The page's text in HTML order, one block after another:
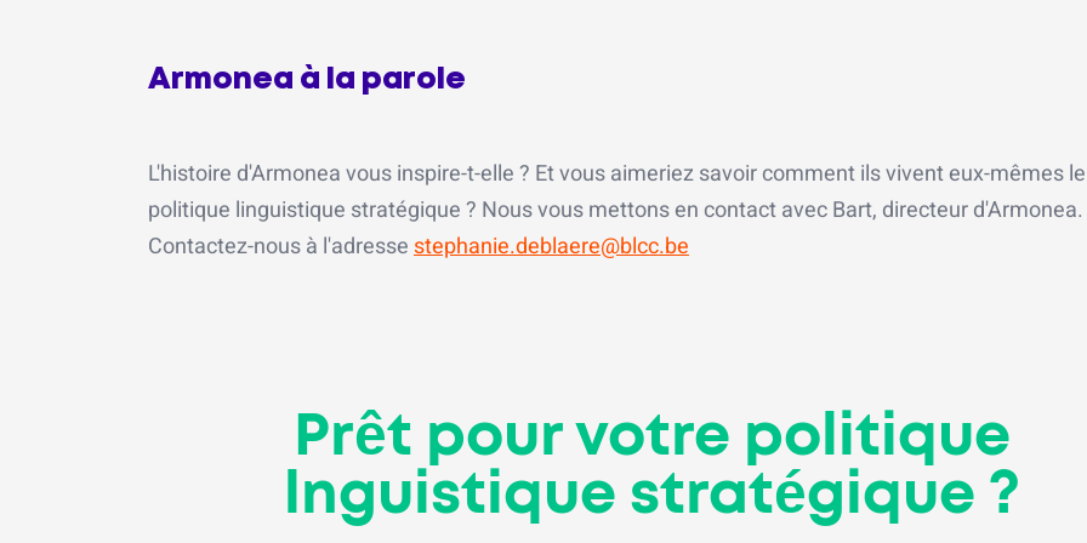
Armonea à la parole
L'histoire d'Armonea vous inspire-t-elle ? Et vous aimeriez savoir comment ils vivent eux-mêmes
politique linguistique stratégique ? Nous vous mettons en contact avec Bart, directeur d'Armonea.
Contactez-nous à l'adressestephanie.deblaere@blcc.be
Prêt pour votre politique
lnguistique stratégique ?